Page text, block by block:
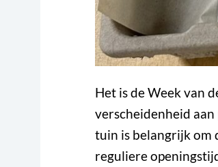
Het is de Week van
verscheidenheid
tuin is belangrijk om
reguliere